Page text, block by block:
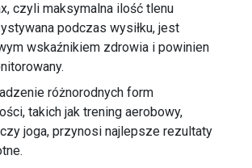
czyli maksymalna ilość tlenu
podczas wysiłku, jest
wskaźnikiem zdrowia i powinien
różnorodnych form
takich jak trening aerobowy,
joga, przynosi najlepsze rezultaty